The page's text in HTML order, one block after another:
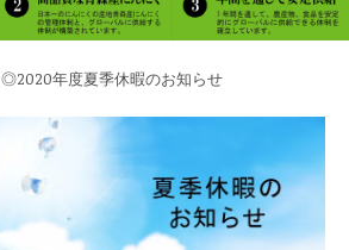
◎2020年度夏季休暇のお知らせ